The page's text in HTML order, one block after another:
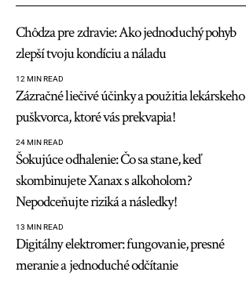
Chôdza pre zdravie: Ako jednoduchý pohyb
zlepší tvoju kondíciu a náladu
12 MIN READ
Zázračné liečivé účinky a použitia lekárskeho
puškvorca, ktoré vás prekvapia!
24 MIN READ
Šokujúce odhalenie: Čo sa stane, keď
skombinujete Xanax s alkoholom?
Nepodceňujte riziká a následky!
13 MIN READ
Digitálny elektromer: fungovanie, presné
meranie a jednoduché odčítanie